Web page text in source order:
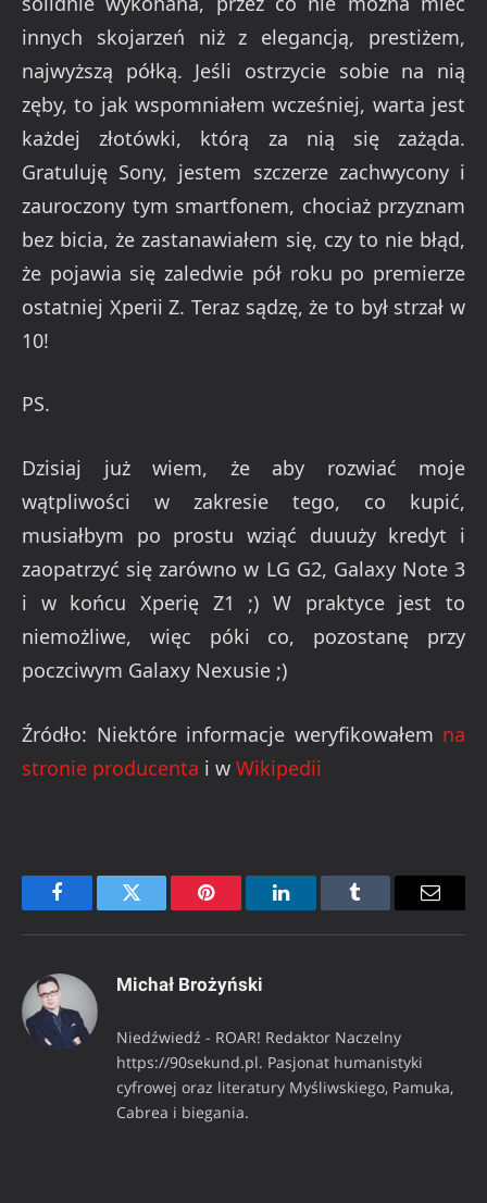
innych skojarzeń niż z elegancją, prestiżem,
najwyższą półką. Jeśli ostrzycie sobie na nią
zęby, to jak wspomniałem wcześniej, warta jest
każdej złotówki, którą za nią się zażąda.
Gratuluję Sony, jestem szczerze zachwycony i
zauroczony tym smartfonem, chociaż przyznam
bez bicia, że zastanawiałem się, czy to nie błąd,
że pojawia się zaledwie pół roku po premierze
ostatniej Xperii Z. Teraz sądzę, że to był strzał w
10!
PS.
Dzisiaj już wiem, że aby rozwiać moje
wątpliwości w zakresie tego, co kupić,
musiałbym po prostu wziąć duuuży kredyt i
zaopatrzyć się zarówno w LG G2, Galaxy Note 3
i w końcu Xperię Z1 ;) W praktyce jest to
niemożliwe, więc póki co, pozostanę przy
poczciwym Galaxy Nexusie ;)
Źródło: Niektóre informacje weryfikowałem na
stronie producenta i w Wikipedii
FacebookTwitter Pinterest LinkedInTumblr Email
Michał Brożyński
Niedźwiedź - ROAR! Redaktor Naczelny
https://90sekund.pl. Pasjonat humanistyki
cyfrowej oraz literatury Myśliwskiego, Pamuka,
Cabrea i biegania.